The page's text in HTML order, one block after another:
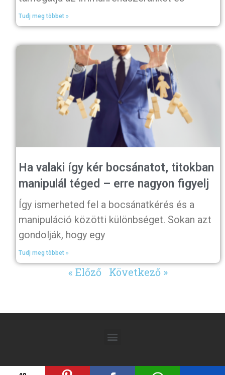
Tudj meg többet »
Ha valaki így kér bocsánatot, titokban
manipulál téged – erre nagyon figyelj
Így ismerheted fel a bocsánatkérés és a
manipuláció közötti különbséget. Sokan azt
gondolják, hogy egy
Tudj meg többet »
« Előző Következő »